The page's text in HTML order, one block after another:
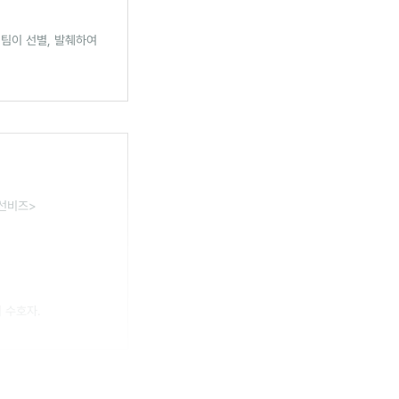
이 선별, 발췌하여
비즈>